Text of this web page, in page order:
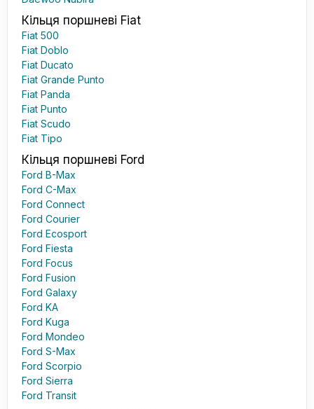
Кільця поршневі Fiat
Fiat 500
Fiat Doblo
Fiat Ducato
Fiat Grande Punto
Fiat Panda
Fiat Punto
Fiat Scudo
Fiat Tipo
Кільця поршневі Ford
Ford B-Max
Ford C-Max
Ford Connect
Ford Courier
Ford Ecosport
Ford Fiesta
Ford Focus
Ford Fusion
Ford Galaxy
Ford KA
Ford Kuga
Ford Mondeo
Ford S-Max
Ford Scorpio
Ford Sierra
Ford Transit